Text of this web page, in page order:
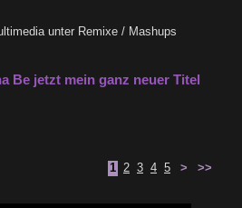
unter Remixe / Mashups
Be jetzt mein ganz neuer Titel
1 2 3 4 5 > >>